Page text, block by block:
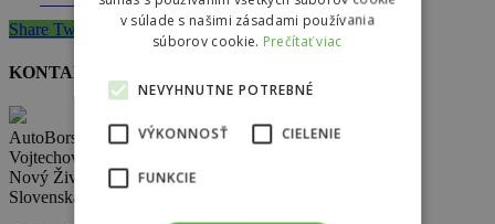
Share Tweet Share Pin
KONTAKT
AutoBors s.r.o.
Vojtechovce 321,
Nový Život 930 38
Slovenská republika
v súlade s našimi zásadami používania
súborov cookie. Prečítať viac
NEVYHNUTNE POTREBNÉ
VÝKONNOSŤ CIELENIE
FUNKCIE